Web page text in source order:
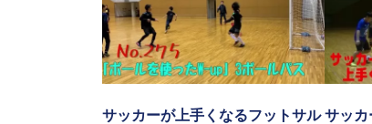
子供たちに伝えさせて頂
サッカーが上手くなるフットサル サッカ